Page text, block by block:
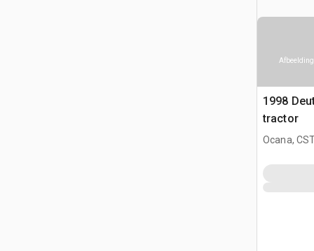
1998
tractor
Ocana,